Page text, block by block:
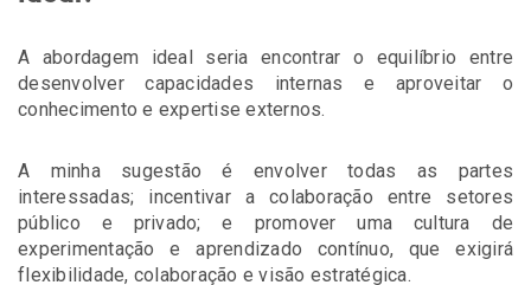
A abordagem ideal seria encontrar o equilíbrio entre
desenvolver capacidades internas e aproveitar o
conhecimento e expertise externos.
A minha sugestão é envolver todas as partes
interessadas; incentivar a colaboração entre setores
público e privado; e promover uma cultura de
experimentação e aprendizado contínuo, que exigirá
flexibilidade, colaboração e visão estratégica.